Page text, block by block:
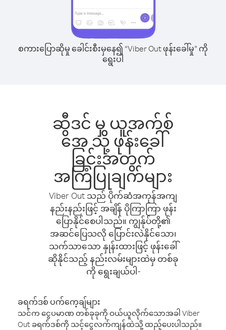
စကားပြောဆိုမှု ခေါင်းစီးမှနေ၍ “Viber Out ဖုန်းခေါ်မှု” ကို
ရွေးပါ
ဆွီဒင် မှ ယူအက်စ်
အေ သို့ ဖုန်းခေါ်
ခြင်းအတွက်
အကြံပြုချက်များ
Viber Out သည် ပိုက်ဆံအကုန်အကျ
နည်းနည်းဖြင့် အချိန် ပိုကြာကြာ ဖုန်း
ပြောနိုင်စေပါသည်။ ကျွန်ုပ်တို့၏
အဆင်ပြေသလို ပြောင်းလဲနိုင်သော၊
သက်သာသော နှုန်းထားဖြင့် ဖုန်းခေါ်
ဆိုနိုင်သည့် နည်းလမ်းများထဲမှ တစ်ခု
ကို ရွေးချယ်ပါ-
ခရက်ဒစ် ပက်ကေ့ချ်များ
သင်က ငွေပမာဏ တစ်ခုခုကို ဝယ်ယူလိုက်သောအခါ Viber
Out ခရက်ဒစ်ကို သင့်ငွေလက်ကျန်ထဲသို့ ထည့်ပေးပါသည်။